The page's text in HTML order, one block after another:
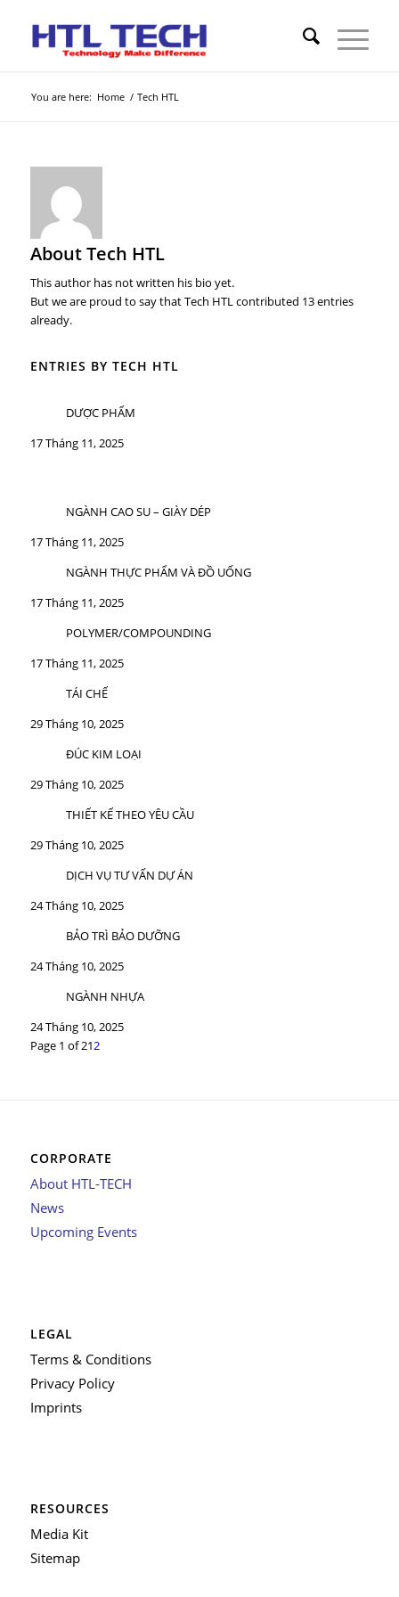
You are here: Home / Tech HTL
AboutTech HTL
This author has not written his bio yet.
But we are proud to say thatTech HTLcontributed 13 entries
already.
ENTRIES BY TECH HTL
DƯỢC PHẨM
17 Tháng 11, 2025
NGÀNH CAO SU – GIÀY DÉP
17 Tháng 11, 2025
NGÀNH THỰC PHẨM VÀ ĐỒ UỐNG
17 Tháng 11, 2025
POLYMER/COMPOUNDING
17 Tháng 11, 2025
TÁI CHẾ
29 Tháng 10, 2025
ĐÚC KIM LOẠI
29 Tháng 10, 2025
THIẾT KẾ THEO YÊU CẦU
29 Tháng 10, 2025
DỊCH VỤ TƯ VẤN DỰ ÁN
24 Tháng 10, 2025
BẢO TRÌ BẢO DƯỠNG
24 Tháng 10, 2025
NGÀNH NHỰA
24 Tháng 10, 2025
Page 1 of 212
CORPORATE
About HTL-TECH
News
Upcoming Events
LEGAL
Terms & Conditions
Privacy Policy
Imprints
RESOURCES
Media Kit
Sitemap